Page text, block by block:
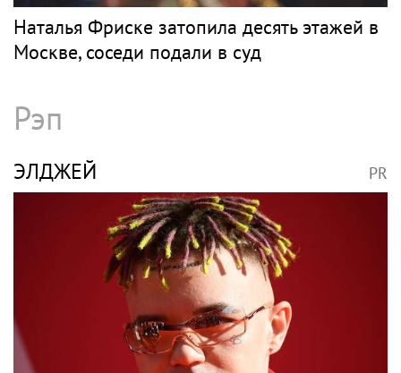
Наталья Фриске затопила десять этажей в
Москве, соседи подали в суд
Рэп
ЭЛДЖЕЙ PR